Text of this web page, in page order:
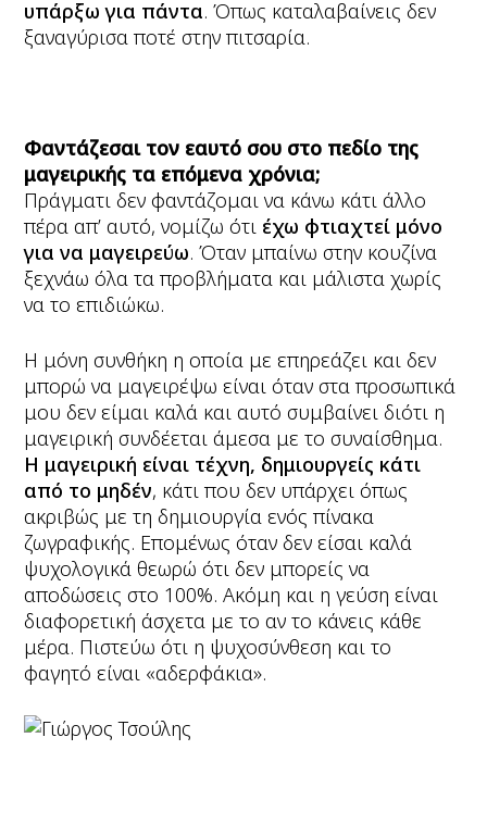
υπάρξω για πάντα. Όπως καταλαβαίνεις δεν
ξαναγύρισα ποτέ στην πιτσαρία.
Φαντάζεσαι τον εαυτό σου στο πεδίο της
μαγειρικής τα επόμενα χρόνια;
Πράγματι δεν φαντάζομαι να κάνω κάτι άλλο
πέρα απ’ αυτό, νομίζω ότι έχω φτιαχτεί μόνο
για να μαγειρεύω. Όταν μπαίνω στην κουζίνα
ξεχνάω όλα τα προβλήματα και μάλιστα χωρίς
να το επιδιώκω.
Η μόνη συνθήκη η οποία με επηρεάζει και δεν
μπορώ να μαγειρέψω είναι όταν στα προσωπικά
μου δεν είμαι καλά και αυτό συμβαίνει διότι η
μαγειρική συνδέεται άμεσα με το συναίσθημα.
Η μαγειρική είναι τέχνη, δημιουργείς κάτι
από το μηδέν, κάτι που δεν υπάρχει όπως
ακριβώς με τη δημιουργία ενός πίνακα
ζωγραφικής. Επομένως όταν δεν είσαι καλά
ψυχολογικά θεωρώ ότι δεν μπορείς να
αποδώσεις στο 100%. Ακόμη και η γεύση είναι
διαφορετική άσχετα με το αν το κάνεις κάθε
μέρα. Πιστεύω ότι η ψυχοσύνθεση και το
φαγητό είναι «αδερφάκια».